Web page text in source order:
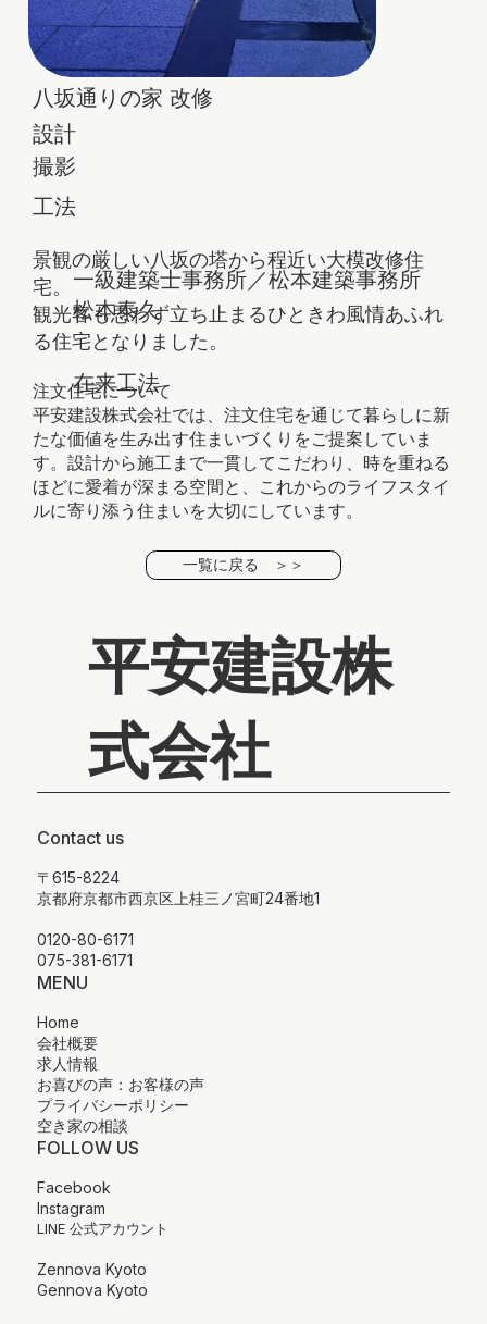
八坂通りの家 改修
設計
撮影
​工法
景観の厳しい八坂の塔から程近い大模改修住
宅。
観光客も思わず立ち止まるひときわ風情あふれ
る住宅となりました。
注文住宅について
平安建設株式会社では、注文住宅を通じて暮らしに新
たな価値を生み出す住まいづくりをご提案していま
す。設計から施工まで一貫してこだわり、時を重ねる
ほどに愛着が深まる空間と、これからのライフスタイ
ルに寄り添う住まいを大切にしています。
一覧に戻る ＞＞
一級建築士事務所／松本建築事務所
松本泰久
在来工法
平安建設株
式会社
Contact us
〒615-8224
京都府京都市西京区上桂三ノ宮町24番地1
0120-80-6171
075-381-6171
MENU
Home
会社概要
求人情報
お喜びの声：お客様の声
プライバシーポリシー
空き家の相談
FOLLOW US
Facebook
Instagram
LINE 公式アカウント
Zennova Kyoto
Gennova Kyoto